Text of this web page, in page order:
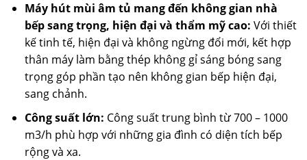
Máy hút mùi âm tủ mang đến không gian nhà
bếp sang trọng, hiện đại và thẩm mỹ cao: Với thiết
kế tinh tế, hiện đại và không ngừng đổi mới, kết hợp
thân máy làm bằng thép không gỉ sáng bóng sang
trọng góp phần tạo nên không gian bếp hiện đại,
sang chảnh.
Công suất lớn: Công suất trung bình từ 700 – 1000
m3/h phù hợp với những gia đình có diện tích bếp
rộng và xa.